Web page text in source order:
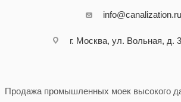
info@canalization.ru
г. Москва, ул. Вольная, д.
Продажа промышленных моек высокого